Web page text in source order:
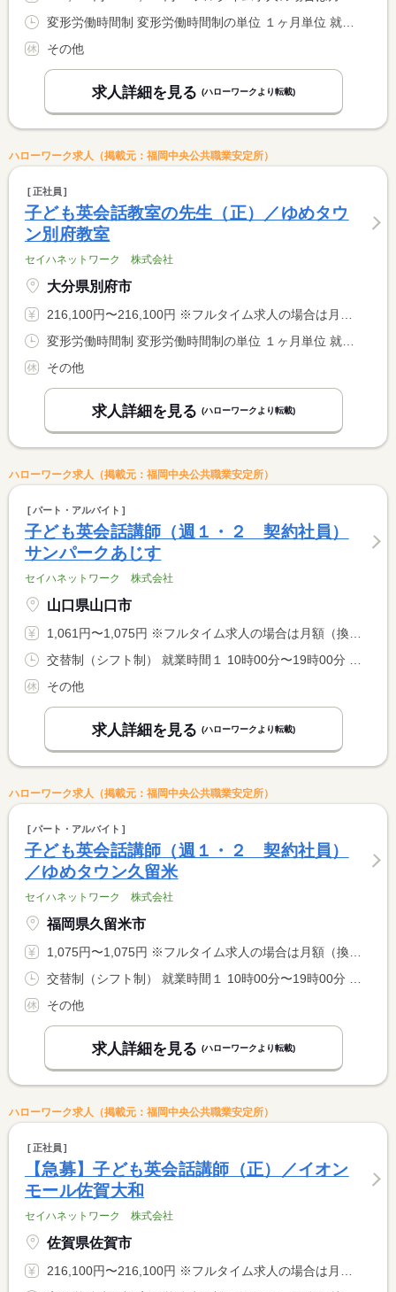
その他
求人詳細を見る (ハローワークより転載)
ハローワーク求人（掲載元：福岡中央公共職業安定所）
正社員
子ども英会話教室の先生（正）／ゆめタウ
ン別府教室
セイハネットワーク 株式会社
大分県別府市
216,100円〜216,100円 ※フルタイム求人の場合は月額（換算額）、パート求人の場合は時間額を表示しています。
その他
求人詳細を見る (ハローワークより転載)
ハローワーク求人（掲載元：福岡中央公共職業安定所）
パート・アルバイト
子ども英会話講師（週１・２ 契約社員）
サンパークあじす
セイハネットワーク 株式会社
山口県山口市
1,061円〜1,075円 ※フルタイム求人の場合は月額（換算額）、パート求人の場合は時間額を表示しています。
その他
求人詳細を見る (ハローワークより転載)
ハローワーク求人（掲載元：福岡中央公共職業安定所）
パート・アルバイト
子ども英会話講師（週１・２ 契約社員）
／ゆめタウン久留米
セイハネットワーク 株式会社
福岡県久留米市
1,075円〜1,075円 ※フルタイム求人の場合は月額（換算額）、パート求人の場合は時間額を表示しています。
その他
求人詳細を見る (ハローワークより転載)
ハローワーク求人（掲載元：福岡中央公共職業安定所）
正社員
【急募】子ども英会話講師（正）／イオン
モール佐賀大和
セイハネットワーク 株式会社
佐賀県佐賀市
216,100円〜216,100円 ※フルタイム求人の場合は月額（換算額）、パート求人の場合は時間額を表示しています。